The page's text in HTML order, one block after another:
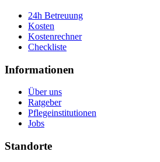
24h Betreuung
Kosten
Kostenrechner
Checkliste
Informationen
Über uns
Ratgeber
Pflegeinstitutionen
Jobs
Standorte